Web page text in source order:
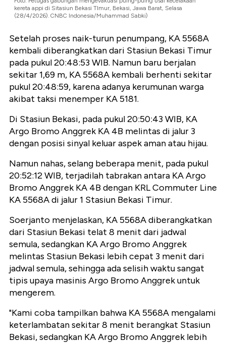
kereta appi di Sitasiun Bekasi TImur, Bekasi, Jawa Barat, Selasa
(28/4/2026). CNBC Indonesia/Muhammad Sabki)
Setelah proses naik-turun penumpang, KA 5568A
kembali diberangkatkan dari Stasiun Bekasi Timur
pada pukul 20:48:53 WIB. Namun baru berjalan
sekitar 1,69 m, KA 5568A kembali berhenti sekitar
pukul 20:48:59, karena adanya kerumunan warga
akibat taksi menemper KA 5181.
Di Stasiun Bekasi, pada pukul 20:50:43 WIB, KA
Argo Bromo Anggrek KA 4B melintas di jalur 3
dengan posisi sinyal keluar aspek aman atau hijau.
Namun nahas, selang beberapa menit, pada pukul
20:52:12 WIB, terjadilah tabrakan antara KA Argo
Bromo Anggrek KA 4B dengan KRL Commuter Line
KA 5568A di jalur 1 Stasiun Bekasi Timur.
Soerjanto menjelaskan, KA 5568A diberangkatkan
dari Stasiun Bekasi telat 8 menit dari jadwal
semula, sedangkan KA Argo Bromo Anggrek
melintas Stasiun Bekasi lebih cepat 3 menit dari
jadwal semula, sehingga ada selisih waktu sangat
tipis upaya masinis Argo Bromo Anggrek untuk
mengerem.
"Kami coba tampilkan bahwa KA 5568A mengalami
keterlambatan sekitar 8 menit berangkat Stasiun
Bekasi, sedangkan KA Argo Bromo Anggrek lebih